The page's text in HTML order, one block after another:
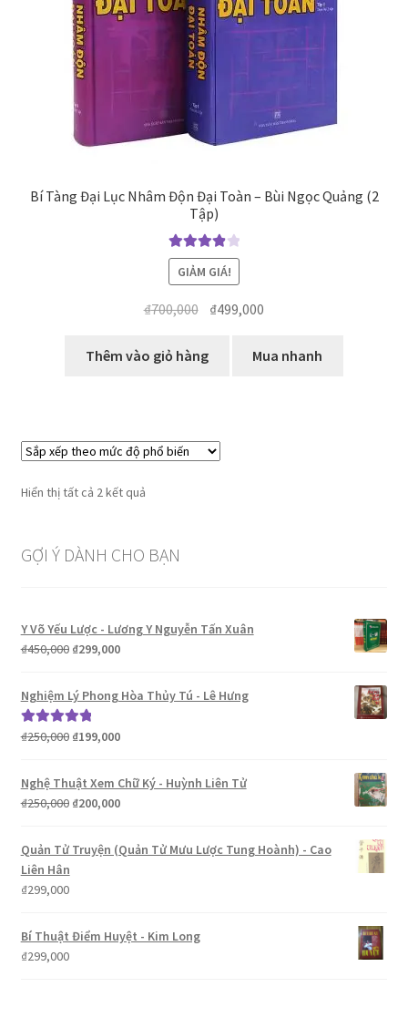
Bí Tàng Đại Lục Nhâm Độn Đại Toàn – Bùi Ngọc Quảng (2
Tập)
Được xếp
hạng 4.00
GIẢM GIÁ!
₫700,000 Giá
là:
₫499,000
tại
Thêm vào giỏ hàng Mua nhanh
Hiển thị tất cả 2 kết quảĐã
theo
biến
GỢI Ý DÀNH CHO BẠN
Y Võ Yếu Lược - Lương Y Nguyễn Tấn Xuân
₫450,000 Giá
là:
₫450,000.
₫299,000Giá
tại
Nghiệm Lý Phong Hòa Thủy Tú - Lê Hưng
Được xếp
₫250,000 Giá
là:
₫250,000.
₫199,000Giá
tại
là:
Nghệ Thuật Xem Chữ Ký - Huỳnh Liên Tử
₫250,000 Giá
là:
₫250,000.
₫200,000Giá
tại
là:
Quản Tử Truyện (Quản Tử Mưu Lược Tung Hoành) - Cao
Liên Hân
₫299,000
Bí Thuật Điểm Huyệt - Kim Long
₫299,000